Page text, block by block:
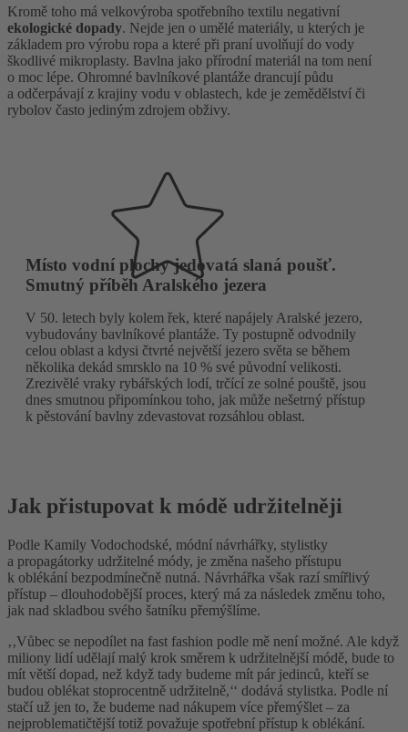
Kromě toho má velkovýroba spotřebního textilu negativní
ekologické dopady. Nejde jen o umělé materiály, u kterých je
základem pro výrobu ropa a které při praní uvolňují do vody
škodlivé mikroplasty. Bavlna jako přírodní materiál na tom není
o moc lépe. Ohromné bavlníkové plantáže drancují půdu
a odčerpávají z krajiny vodu v oblastech, kde je zemědělství či
rybolov často jediným zdrojem obživy.
Místo vodní plochy jedovatá slaná poušť.
Smutný příběh Aralského jezera
V 50. letech byly kolem řek, které napájely Aralské jezero,
vybudovány bavlníkové plantáže. Ty postupně odvodnily
celou oblast a kdysi čtvrté největší jezero světa se během
několika dekád smrsklo na 10 % své původní velikosti.
Zrezivělé vraky rybářských lodí, trčící ze solné pouště, jsou
dnes smutnou připomínkou toho, jak může nešetrný přístup
k pěstování bavlny zdevastovat rozsáhlou oblast.
Jak přistupovat k módě udržitelněji
Podle Kamily Vodochodské, módní návrhářky, stylistky
a propagátorky udržitelné módy, je změna našeho přístupu
k oblékání bezpodmínečně nutná. Návrhářka však razí smířlivý
přístup – dlouhodobější proces, který má za následek změnu toho,
jak nad skladbou svého šatníku přemýšlíme.
‚‚Vůbec se nepodílet na fast fashion podle mě není možné. Ale když
miliony lidí udělají malý krok směrem k udržitelnější módě, bude to
mít větší dopad, než když tady budeme mít pár jedinců, kteří se
budou oblékat stoprocentně udržitelně,‘‘ dodává stylistka. Podle ní
stačí už jen to, že budeme nad nákupem více přemýšlet – za
nejproblematičtější totiž považuje spotřební přístup k oblékání.